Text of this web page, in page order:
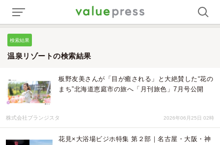
検索結果
温泉リゾートの検索結果
板野友美さんが「目が癒される」と大絶賛した“花の
まち”北海道恵庭市の旅へ「月刊旅色」7月号公開
株式会社ブランジスタ 2026年06月25日 02時
花見×大浴場ビジホ特集 第２部｜名古屋・大阪・神